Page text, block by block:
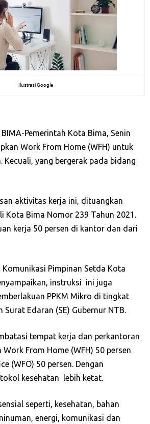
Ilustrasi Google
Pemerintah Kota Bima, Senin
Work From Home (WFH) untuk
Kecuali, yang bergerak pada bidang
aktivitas kerja ini, dituangkan
Kota Bima Nomor 239 Tahun 2021.
kerja 50 persen di kantor dan dari
Pimpinan Setda Kota
instruksi ini juga
PPKM Mikro di tingkat
Surat Edaran (SE) Gubernur NTB.
tempat kerja dan perkantoran
From Home (WFH) 50 persen
(WFO) 50 persen. Dengan
kesehatan lebih ketat.
seperti, kesehatan, bahan
energi, komunikasi dan